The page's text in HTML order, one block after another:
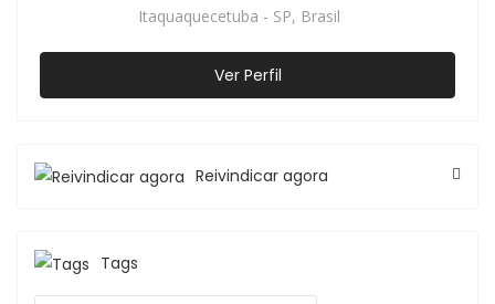
Itaquaquecetuba - SP, Brasil
Ver Perfil
Reivindicar agora
Tags